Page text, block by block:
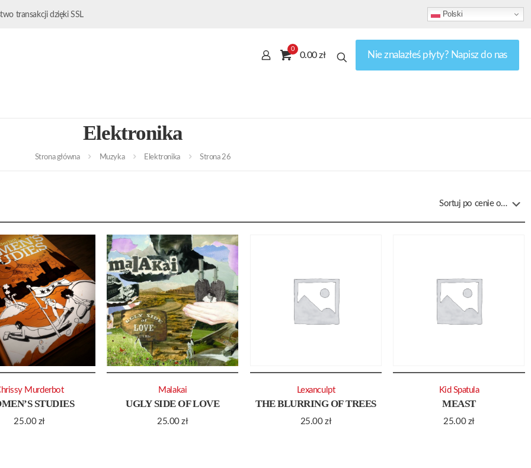
transakcji dzięki SSL Polski
0
0.00 zł Nie znalazłeś płyty? Napisz do nas
Elektronika
Strona główna Muzyka Elektronika Strona 26
STUDIES
25.00 zł
Murderbot
UGLY SIDE OF LOVE
25.00zł
Malakai
THE BLURRING OF TREES
25.00zł
Lexanculpt
MEAST
25.00 zł
Kid Spatula